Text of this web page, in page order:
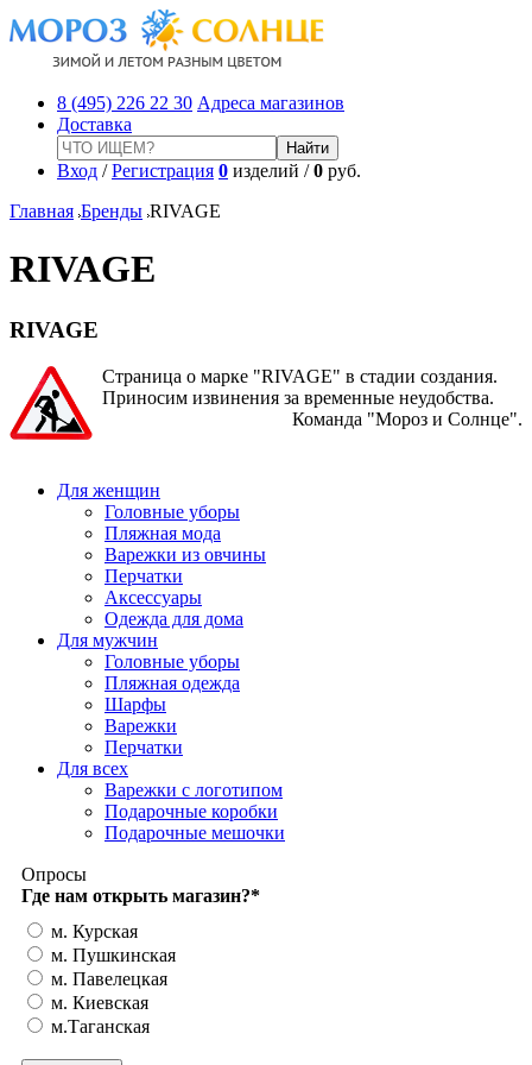
8 (495) 226 22 30 Адреса магазинов
Доставка
Вход /Регистрация 0 изделий /0 руб.
Главная Бренды RIVAGE
RIVAGE
RIVAGE
Страница о марке "RIVAGE" в стадии создания.
Приносим извинения за временные неудобства.
Команда "Мороз и Солнце".
Для женщин
Головные уборы
Пляжная мода
Варежки из овчины
Перчатки
Аксессуары
Одежда для дома
Для мужчин
Головные уборы
Пляжная одежда
Шарфы
Варежки
Перчатки
Для всех
Варежки с логотипом
Подарочные коробки
Подарочные мешочки
Опросы
Где нам открыть магазин?*
м. Курская
м. Пушкинская
м. Павелецкая
м. Киевская
м.Таганская